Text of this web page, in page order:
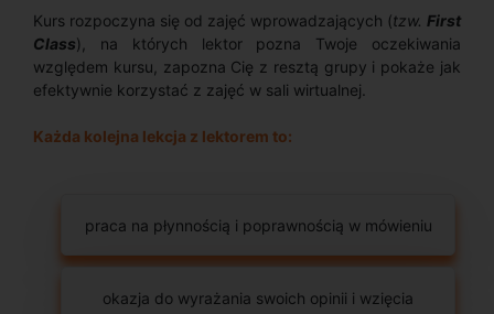
Kurs rozpoczyna się od zajęć wprowadzających (tzw. First
Class), na których lektor pozna Twoje oczekiwania
względem kursu, zapozna Cię z resztą grupy i pokaże jak
efektywnie korzystać z zajęć w sali wirtualnej.
Każda kolejna lekcja z lektorem to:
praca na płynnością i poprawnością w mówieniu
okazja do wyrażania swoich opinii i wzięcia